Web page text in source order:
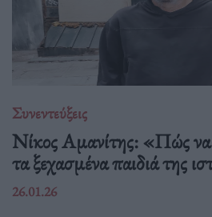
Συνεντεύξεις
Νίκος Αμανίτης: «Πώς να
τα ξεχασμένα παιδιά της
26.01.26